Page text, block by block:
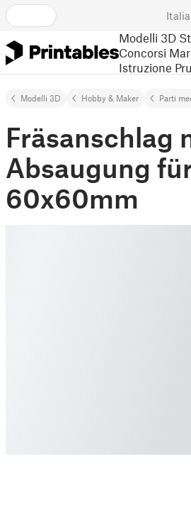
Modelli 3D
Concorsi
Istruzione
Modelli 3D Hobby & Maker Parti
Fräsanschlag
Absaugung
60x60mm